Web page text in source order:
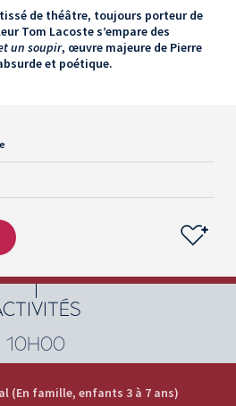
de théâtre, toujours porteur de
Tom Lacoste s’empare des
un soupir, œuvre majeure de Pierre
et poétique.
10H00
(En famille, enfants 3 à 7 ans)